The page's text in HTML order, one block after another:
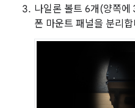
나일론 볼트 6개(양쪽에
폰 마운트 패널을 분리